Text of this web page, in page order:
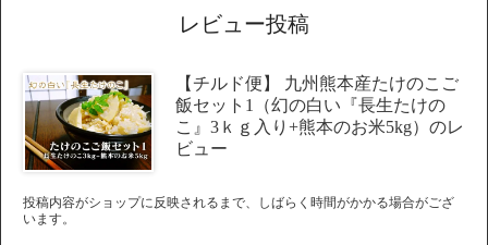
レビュー投稿
【チルド便】 九州熊本産たけのこご
飯セット1（幻の白い『長生たけの
こ』3ｋｇ入り+熊本のお米5kg）のレ
ビュー
投稿内容がショップに反映されるまで、しばらく時間がかかる場合がござ
います。